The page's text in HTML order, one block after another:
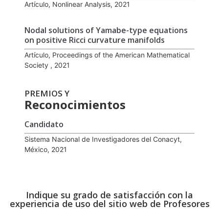
Artículo, Nonlinear Analysis, 2021
Nodal solutions of Yamabe-type equations
on positive Ricci curvature manifolds
Artículo, Proceedings of the American Mathematical
Society , 2021
PREMIOS Y
Reconocimientos
Candidato
Sistema Nacional de Investigadores del Conacyt,
México, 2021
Indique su grado de satisfacción con la
experiencia de uso del sitio web de Profesores